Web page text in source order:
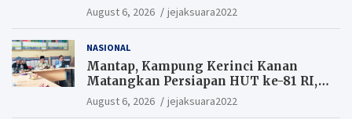
August 6, 2026 jejaksuara2022
NASIONAL
Mantap, Kampung Kerinci Kanan
Matangkan Persiapan HUT ke-81 RI,
Warga yang ikut Upacara
Berkesempatan Raih Hadiah
August 6, 2026 jejaksuara2022